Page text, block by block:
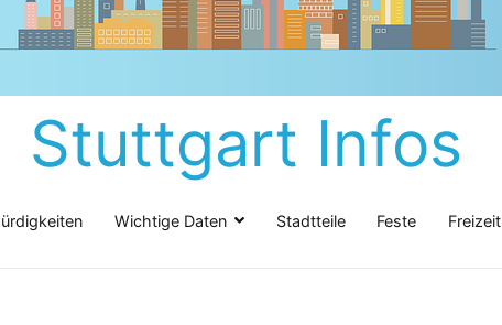
Stuttgart Infos
Wichtige Daten Stadtteile Feste Freizeit